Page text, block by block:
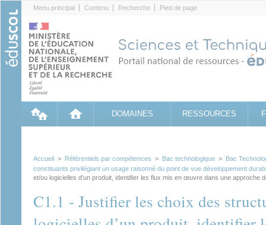
Menu principal Contenu Recherche Pied de page
DOMAINES RESSOURCES
Accueil > Référentiels par compétences > Bac technologique > Bac
constituants privilégiant un usage raisonné du point de vue développement
et/ou logicielles d’un produit, identifier les flux mis en œuvre dans une approche
C1.1 - Justifier les choix des